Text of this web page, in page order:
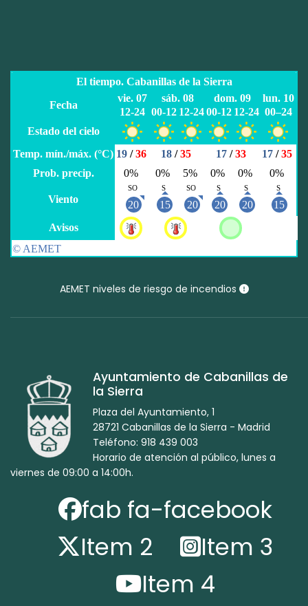
AEMET niveles de riesgo de incendios
Ayuntamiento de Cabanillas de
la Sierra
Plaza del Ayuntamiento, 1
28721 Cabanillas de la Sierra - Madrid
Teléfono: 918 439 003
Horario de atención al público, lunes a
viernes de 09:00 a 14:00h.
fab fa-facebook
Item 2
Item 3
Item 4